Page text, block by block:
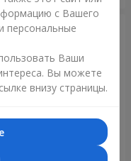
с Вашего
персональные
Ваши
Вы можете
внизу страницы.